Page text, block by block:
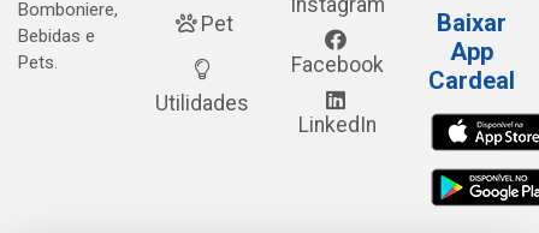
Bomboniere,
Bebidas e
Pets.
Pet
Utilidades
Instagram
Facebook
LinkedIn
Baixar
App
Cardeal